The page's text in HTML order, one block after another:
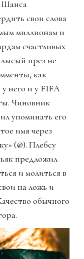
свои слова
миллионам и
счастливых
през не
как
у него и у FIFA
Чиновник
упоминать его
имя через
(@). Плебсу
предложил
и молиться в
на ложь и
обычного